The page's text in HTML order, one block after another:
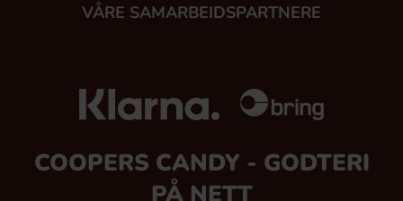
VÅRE SAMARBEIDSPARTNERE
COOPERS CANDY - GODTERI
PÅ NETT